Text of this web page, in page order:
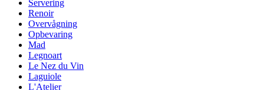
Servering
Renoir
Overvågning
Opbevaring
Mad
Legnoart
Le Nez du Vin
Laguiole
L'Atelier